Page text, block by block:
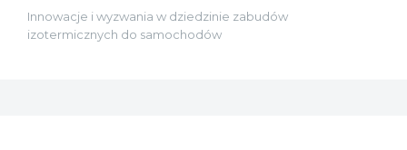
Innowacje i wyzwania w dziedzinie zabudów
izotermicznych do samochodów